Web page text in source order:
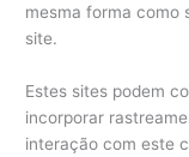
mesma forma como
site.
Estes sites podem
incorporar
interação com este